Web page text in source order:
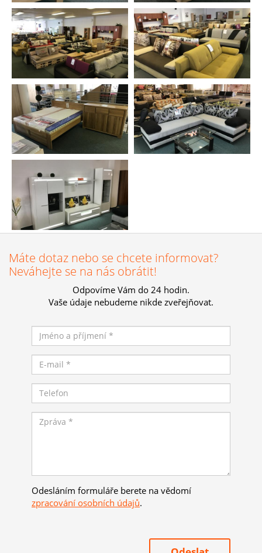
Máte dotaz nebo se chcete informovat?
Neváhejte se na nás obrátit!
Odpovíme Vám do 24 hodin.
Vaše údaje nebudeme nikde zveřejňovat.
Odesláním formuláře berete na vědomí
zpracování osobních údajů.